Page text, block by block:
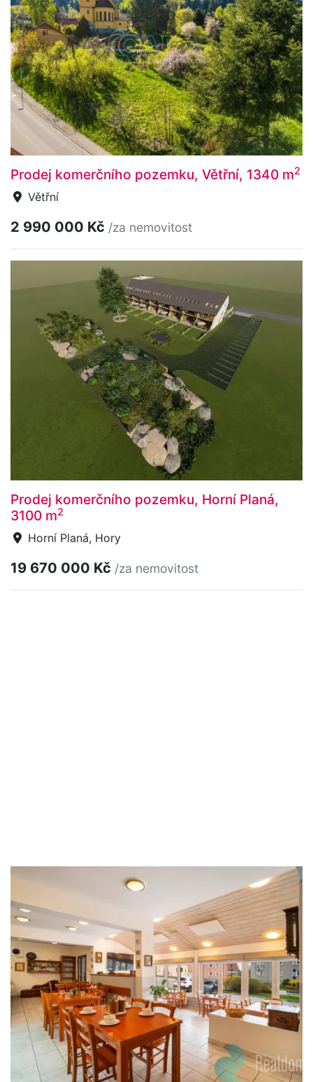
Prodej komerčního pozemku, Větřní, 1340 m2
Větřní
2 990 000 Kč /za nemovitost
Prodej komerčního pozemku, Horní Planá,
3100 m2
Horní Planá, Hory
19 670 000 Kč /za nemovitost